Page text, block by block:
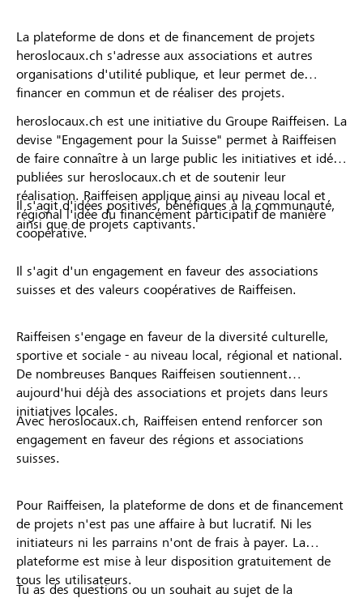
La plateforme de dons et de financement de projets
heroslocaux.ch s'adresse aux associations et autres
organisations d'utilité publique, et leur permet de
financer en commun et de réaliser des projets.
heroslocaux.ch est une initiative du Groupe Raiffeisen. La
devise "Engagement pour la Suisse" permet à Raiffeisen
de faire connaître à un large public les initiatives et idées
publiées sur heroslocaux.ch et de soutenir leur
réalisation. Raiffeisen applique ainsi au niveau local et
régional l'idée du financement participatif de manière
coopérative.
Il s'agit d'idées positives, bénéfiques à la communauté,
ainsi que de projets captivants.
Il s'agit d'un engagement en faveur des associations
suisses et des valeurs coopératives de Raiffeisen.
Raiffeisen s'engage en faveur de la diversité culturelle,
sportive et sociale - au niveau local, régional et national.
De nombreuses Banques Raiffeisen soutiennent
aujourd'hui déjà des associations et projets dans leurs
initiatives locales.
Avec heroslocaux.ch, Raiffeisen entend renforcer son
engagement en faveur des régions et associations
suisses.
Pour Raiffeisen, la plateforme de dons et de financement
de projets n'est pas une affaire à but lucratif. Ni les
initiateurs ni les parrains n'ont de frais à payer. La
plateforme est mise à leur disposition gratuitement de
tous les utilisateurs.
Tu as des questions ou un souhait au sujet de la